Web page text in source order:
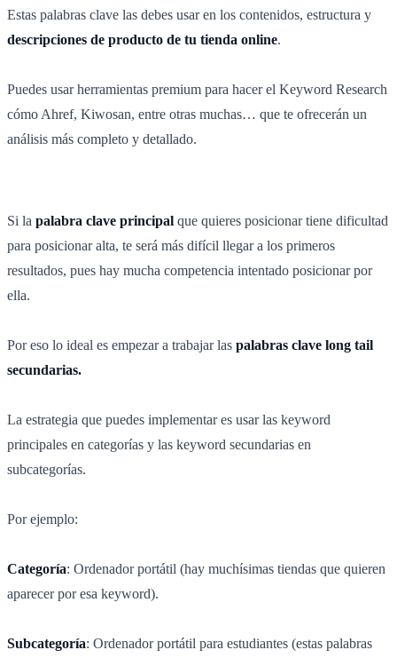
Estas palabras clave las debes usar en los contenidos, estructura y
descripciones de producto de tu tienda online.
Puedes usar herramientas premium para hacer el Keyword Research
cómo Ahref, Kiwosan, entre otras muchas… que te ofrecerán un
análisis más completo y detallado.
Si la palabra clave principal que quieres posicionar tiene dificultad
para posicionar alta, te será más difícil llegar a los primeros
resultados, pues hay mucha competencia intentado posicionar por
ella.
Por eso lo ideal es empezar a trabajar las palabras clave long tail
secundarias.
La estrategia que puedes implementar es usar las keyword
principales en categorías y las keyword secundarias en
subcategorías.
Por ejemplo:
Categoría: Ordenador portátil (hay muchísimas tiendas que quieren
aparecer por esa keyword).
Subcategoría: Ordenador portátil para estudiantes (estas palabras